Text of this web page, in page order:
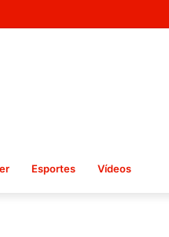
Esportes Vídeos